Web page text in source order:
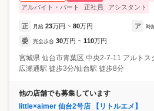
アルバイト・パート
正社員 アシスタント
正 月給 23万円 ~ 80万円 ア 時
委 完全歩合 30万円 ~ 110万円
宮城県 仙台市青葉区 中央2-7-11 アルトス
広瀬通駅 徒歩3分/仙台駅 徒歩8分
他の店舗でも募集しています
little×aimer 仙台2号店 【リトルエメ】